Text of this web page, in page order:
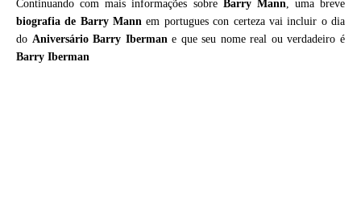
Continuando com mais informações sobre Barry Mann, uma breve
biografia de Barry Mann em portugues con certeza vai incluir o dia
do Aniversário Barry Ibermane que seu nome real ou verdadeiro é
Barry Iberman